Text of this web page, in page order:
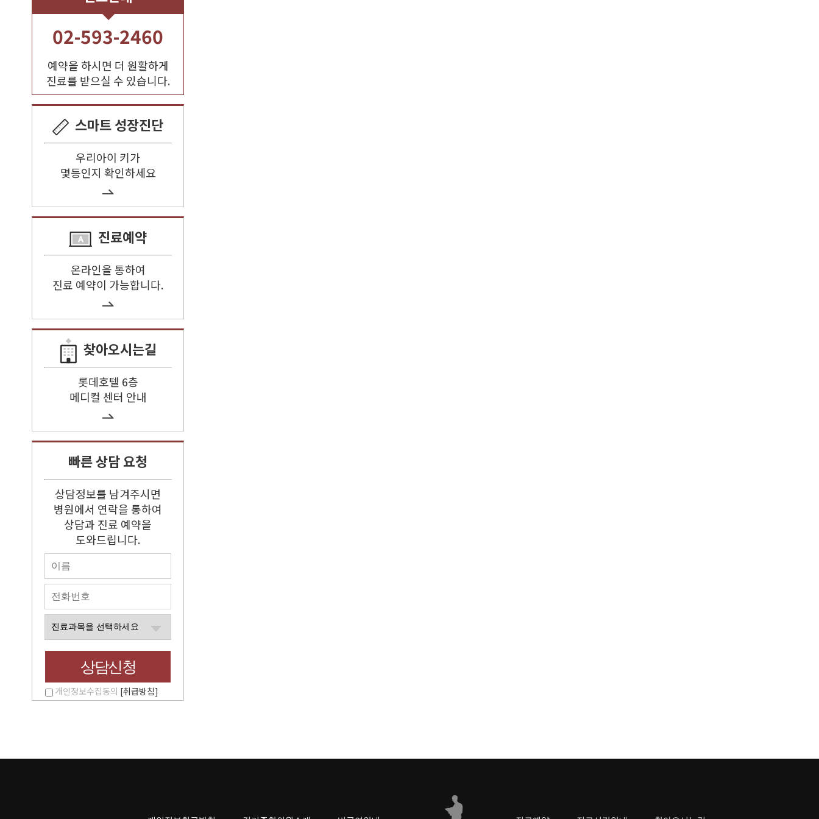
02-593-2460
예약을 하시면 더 원활하게
진료를 받으실 수 있습니다.
스마트 성장진단
우리아이 키가
몇등인지 확인하세요
진료예약
온라인을 통하여
진료 예약이 가능합니다.
찾아오시는길
롯데호텔 6층
메디컬 센터 안내
빠른 상담 요청
상담정보를 남겨주시면
병원에서 연락을 통하여
상담과 진료 예약을
도와드립니다.
개인정보수집동의 [취급방침]